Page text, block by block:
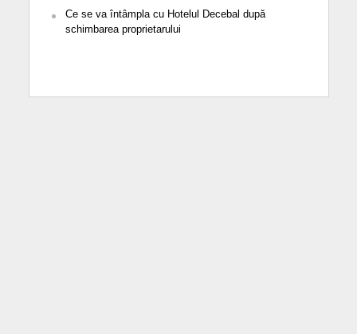
Ce se va întâmpla cu Hotelul Decebal după
schimbarea proprietarului